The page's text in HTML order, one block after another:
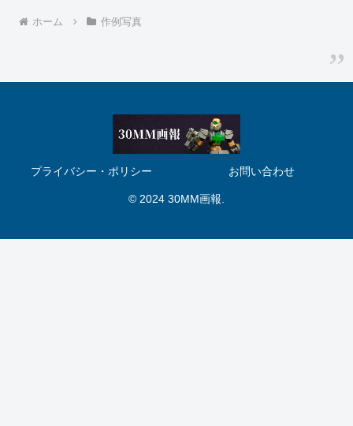
ホーム 作例写真
プライバシー・ポリシー お問い合わせ
© 2024 30MM画報.